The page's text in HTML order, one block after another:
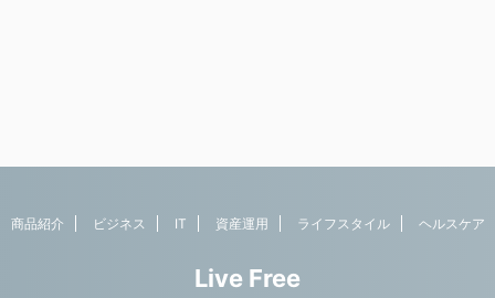
商品紹介 ビジネス IT 資産運用 ライフスタイル ヘルスケア
Live Free